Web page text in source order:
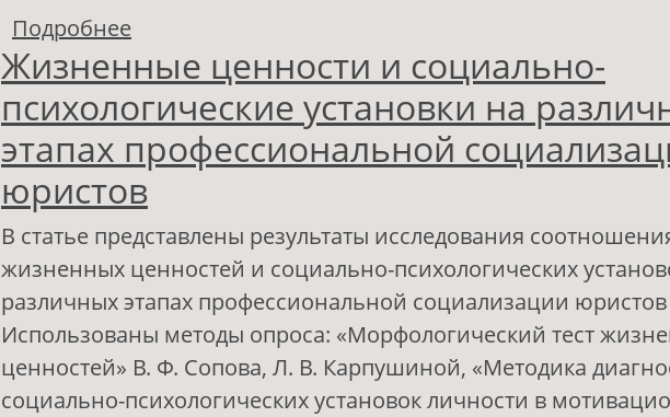
Подробнее
установки у молодежи
Жизненные ценности и социально-
психологические установки на
этапах профессиональной
юристов
В статье представлены результаты исследования
жизненных ценностей и социально-психологических
различных этапах профессиональной социализации юристов
Использованы методы опроса: «Морфологический тест
ценностей» В. Ф. Сопова, Л. В. Карпушиной, «Методика
социально-психологических установок личности в